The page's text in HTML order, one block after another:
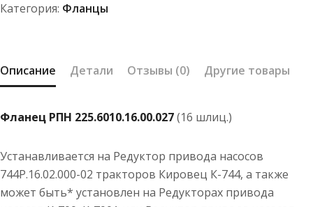
ти
Категория: Фланцы
Описание Детали Отзывы (0) Другие товары
Фланец РПН 225.6010.16.00.027(16 шлиц.)
Устанавливается на Редуктор привода насосов
744P.16.02.000-02 тракторов Кировец К-744, а также
может быть* установлен на Редукторах привода